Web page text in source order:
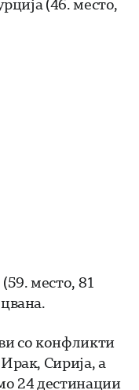
(46. место,
место, 81
со конфликти
Сирија, а
24 дестинации